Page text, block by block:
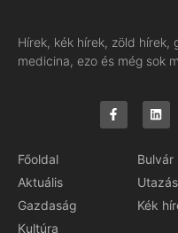
Hírek, kék hírek, zöld hírek,
medicina, ezo és még sok
Főoldal
Aktuális
Gazdaság
Kultúra
Bulvár
Utazás
Kék